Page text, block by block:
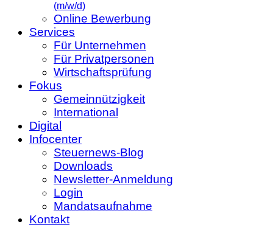
(m/w/d)
Online Bewerbung
Services
Für Unternehmen
Für Privatpersonen
Wirtschaftsprüfung
Fokus
Gemeinnützigkeit
International
Digital
Infocenter
Steuernews-Blog
Downloads
Newsletter-Anmeldung
Login
Mandatsaufnahme
Kontakt